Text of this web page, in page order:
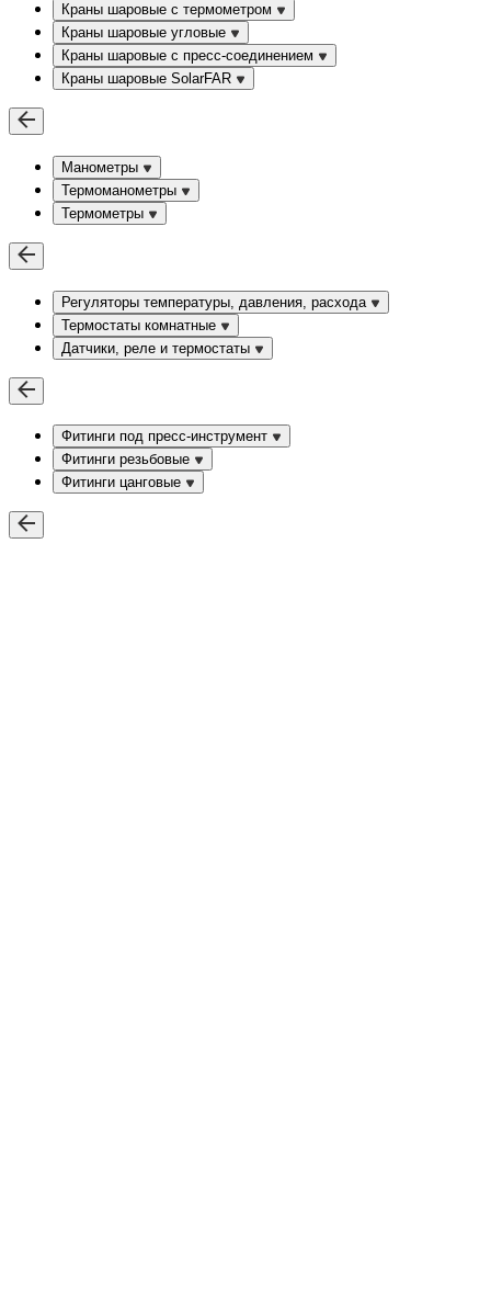
Краны шаровые с термометром
Краны шаровые угловые
Краны шаровые c пресс-соединением
Краны шаровые SolarFAR
Манометры
Термоманометры
Термометры
Регуляторы температуры, давления, расхода
Термостаты комнатные
Датчики, реле и термостаты
Фитинги под пресс-инструмент
Фитинги резьбовые
Фитинги цанговые